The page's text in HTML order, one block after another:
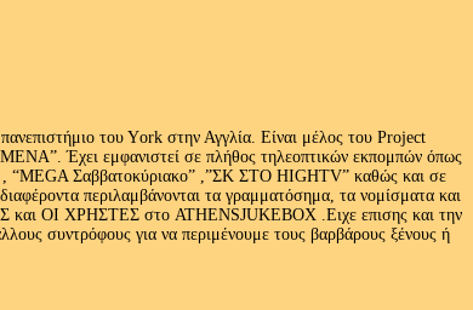
του Υork στην Αγγλία. Είναι μέλος του Project
Έχει εμφανιστεί σε πλήθος τηλεοπτικών εκπομπών όπως
Σαββατοκύριακο” ,”ΣΚ ΣΤΟ HIGHTV” καθώς και σε
περιλαμβάνονται τα γραμματόσημα, τα νομίσματα και
και ΟΙ ΧΡΗΣΤΕΣ στο ATHENSJUKEBOX .Ειχε επισης και την
συντρόφους για να περιμένουμε τους βαρβάρους ξένους ή